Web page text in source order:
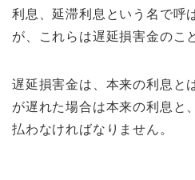
利息、延滞利息という名で呼
が、これらは遅延損害金のこ
遅延損害金は、本来の利息と
が遅れた場合は本来の利息と
払わなければなりません。